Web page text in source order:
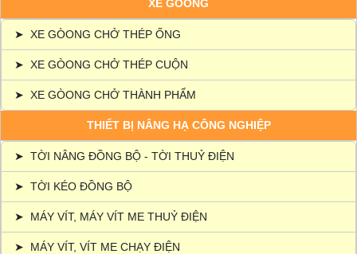
XE GÒONG
➤ XE GÒONG CHỞ THÉP ỐNG
➤ XE GÒONG CHỞ THÉP CUỘN
➤ XE GÒONG CHỞ THÀNH PHẨM
THIẾT BỊ NÂNG HẠ CÔNG NGHIỆP
➤ TỜI NÂNG ĐỒNG BỘ - TỜI THUỶ ĐIỆN
➤ TỜI KÉO ĐỒNG BỘ
➤ MÁY VÍT, MÁY VÍT ME THUỶ ĐIỆN
➤ MÁY VÍT, VÍT ME CHẠY ĐIỆN